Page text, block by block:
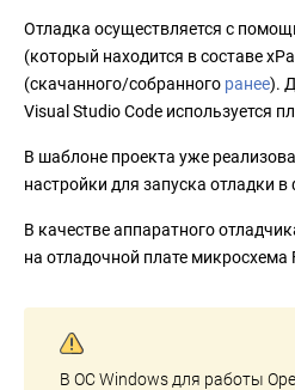
Отладка осуществляется с
(который находится в составе
(скачанного/собранного ранее).
Visual Studio Code используется
В шаблоне проекта уже
настройки для запуска отладки
В качестве аппаратного
на отладочной плате микросхема
В ОС Windows для работы